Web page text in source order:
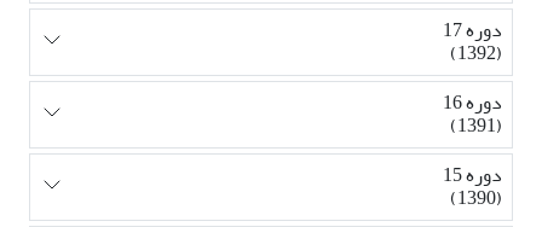
دوره 17
(1392)
دوره 16
(1391)
دوره 15
(1390)